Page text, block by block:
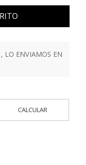
LO ENVIAMOS EN
CALCULAR